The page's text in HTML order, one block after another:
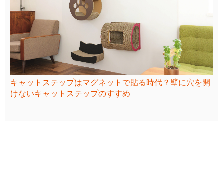
キャットステップはマグネットで貼る時代？壁に穴を開
けないキャットステップのすすめ